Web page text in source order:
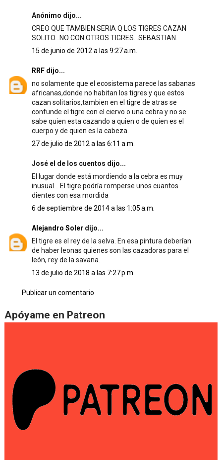
Anónimo dijo...
CREO QUE TAMBIEN SERIA Q LOS TIGRES CAZAN
SOLITO...NO CON OTROS TIGRES...SEBASTIAN.
15 de junio de 2012 a las 9:27 a.m.
RRFdijo...
no solamente que el ecosistema parece las sabanas
africanas,donde no habitan los tigres y que estos
cazan solitarios,tambien en el tigre de atras se
confunde el tigre con el ciervo o una cebra y no se
sabe quien esta cazando a quien o de quien es el
cuerpo y de quien es la cabeza.
27 de julio de 2012 a las 6:11 a.m.
José el de los cuentos dijo...
El lugar donde está mordiendo a la cebra es muy
inusual... El tigre podría romperse unos cuantos
dientes con esa mordida
6 de septiembre de 2014 a las 1:05 a.m.
Alejandro Soler dijo...
El tigre es el rey de la selva. En esa pintura deberían
de haber leonas quienes son las cazadoras para el
león, rey de la savana.
13 de julio de 2018 a las 7:27 p.m.
Publicar un comentario
Apóyame en Patreon